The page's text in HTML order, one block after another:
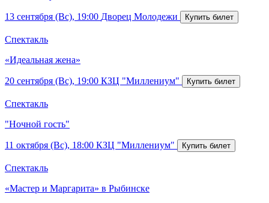
13 сентября (Вс), 19:00 Дворец Молодежи
Спектакль
«Идеальная жена»
20 сентября (Вс), 19:00 КЗЦ "Миллениум"
Спектакль
"Ночной гость"
11 октября (Вс), 18:00 КЗЦ "Миллениум"
Спектакль
«Мастер и Маргарита» в Рыбинске